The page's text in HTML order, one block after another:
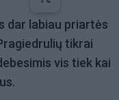
dar labiau priartės
tikrai
vis tiek kai